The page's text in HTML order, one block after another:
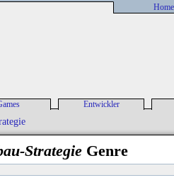
Home
News
Liste
Entwickler
Strategie Genre